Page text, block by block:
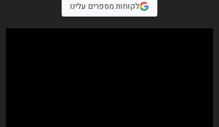
לקוחות מספרים עלינו